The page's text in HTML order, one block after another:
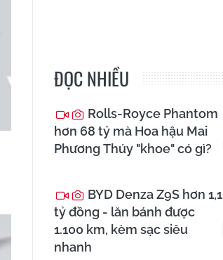
ĐỌC NHIỀU
Rolls-Royce Phantom
hơn 68 tỷ mà Hoa hậu Mai
Phương Thúy "khoe" có gì?
BYD Denza Z9S hơn 1,1
tỷ đồng - lăn bánh được
1.100 km, kèm sạc siêu
nhanh